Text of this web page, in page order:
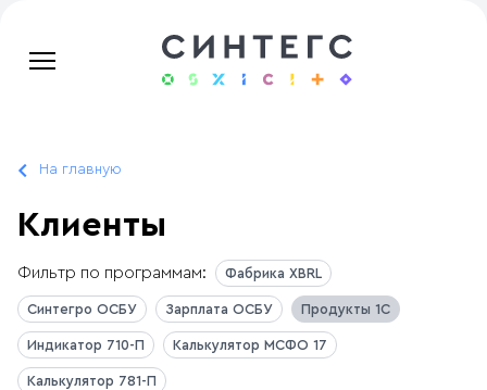
На главную
Клиенты
Фильтр по программам: Фабрика XBRL
Синтегро ОСБУ Зарплата ОСБУ Продукты 1С
Индикатор 710-П Калькулятор МСФО 17
Калькулятор 781-П